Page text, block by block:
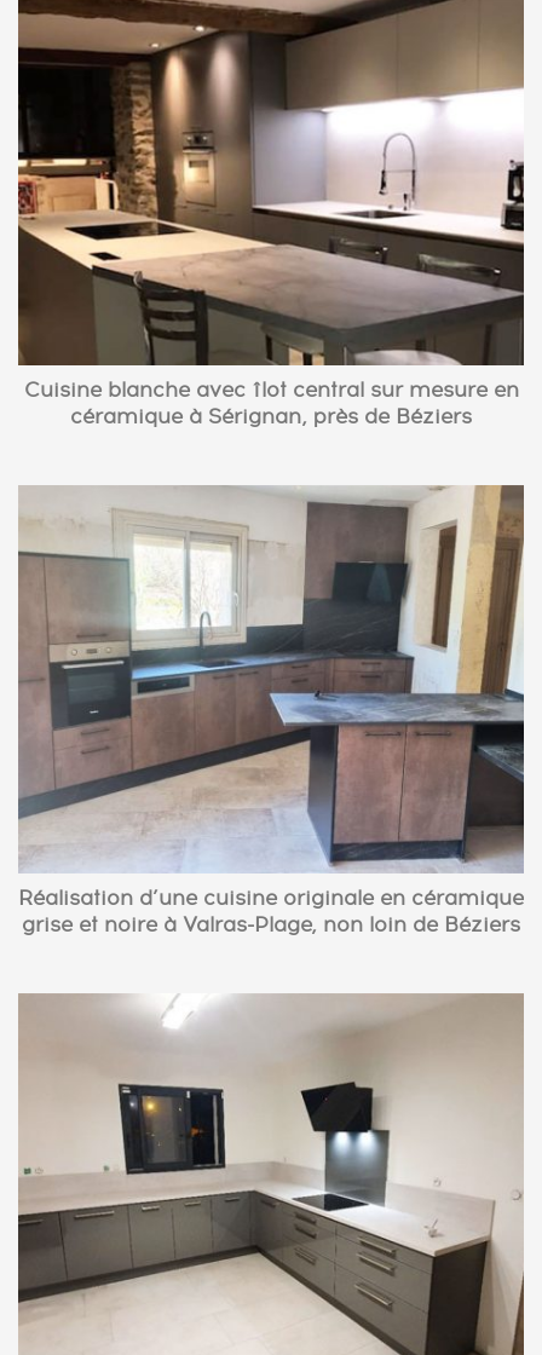
Cuisine blanche avec îlot central sur mesure en
céramique à Sérignan, près de Béziers
Réalisation d’une cuisine originale en céramique
grise et noire à Valras-Plage, non loin de Béziers